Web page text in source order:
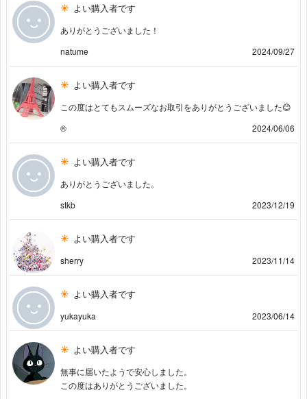
よい購入者です
ありがとうございました！
natume
2024/09/27
よい購入者です
この度はとてもスムーズなお取引をありがとうございました😊
®️
2024/06/06
よい購入者です
ありがとうございました。
stkb
2023/12/19
よい購入者です
sherry 2023/11/14
よい購入者です
yukayuka 2023/06/14
よい購入者です
無事に届いたようで安心しました。
この度はありがとうございました。